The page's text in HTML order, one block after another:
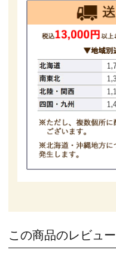
この商品のレビュー